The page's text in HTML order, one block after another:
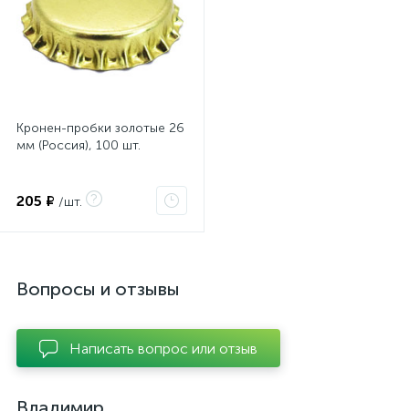
Кронен-пробки золотые 26
мм (Россия), 100 шт.
205 ₽ /шт.
Вопросы и отзывы
Написать вопрос или отзыв